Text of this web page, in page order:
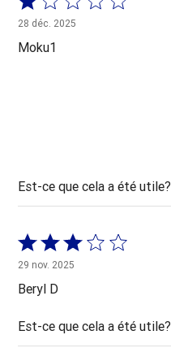
1 sur
5
28 déc. 2025
Moku1
Est-ce que cela a été utile?
Coté
3 sur
5
29 nov. 2025
Beryl D
Est-ce que cela a été utile?